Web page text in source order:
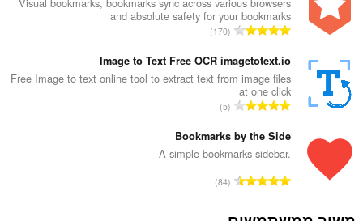
ג
י
ם
:
ד
י
ו
ג
י
ם
:
and absolute safety for your bookmarks
מ
פ
ר
י
ו
ג
י
ם
170
Image to Text Free OCR imagetotext.io
Free Image to text online tool to extract text from image files
at one click
מ
פ
ר
י
5
Bookmarks by the Side
A simple bookmarks sidebar.
מ
פ
84